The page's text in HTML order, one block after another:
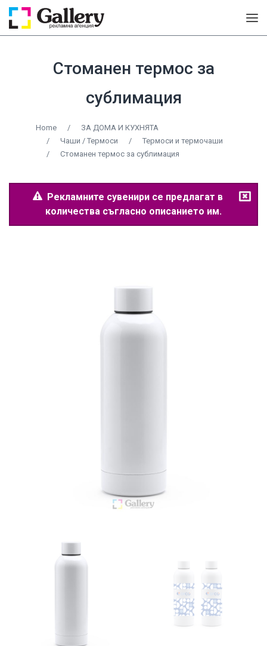
Стоманен термос за
сублимация
Home /
ЗА ДОМА И КУХНЯТА
/
Чаши / Термоси /
Термоси и термочаши
/
Стоманен термос за сублимация
Рекламните сувенири се предлагат в
количества съгласно описанието им.